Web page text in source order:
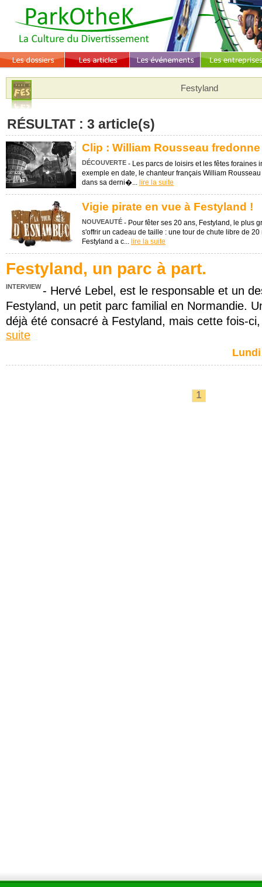
Festyland
RÉSULTAT : 3 article(s)
Clip : William Rousseau
DÉCOUVERTE - Les parcs de loisirs et les fêtes foraines
exemple en date, le chanteur français William
dans sa derni�... lire la suite
Vigie pirate en vue à Festyland !
NOUVEAUTÉ - Pour fêter ses 20 ans, Festyland, le plus
s'offrir un cadeau de taille : une tour de chute libre de
Festyland a c... lire la suite
Festyland, un parc à part.
INTERVIEW - Hervé Lebel, est le responsable et un
Festyland, un petit parc familial en Normandie.
déjà été consacré à Festyland, mais cette fois-
suite
Lundi
1